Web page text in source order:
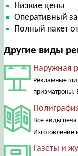
Низкие цены
Оперативный
Полный пакет
Другие виды
Наружная
Рекламные
призматроны.
Все виды
Газеты и